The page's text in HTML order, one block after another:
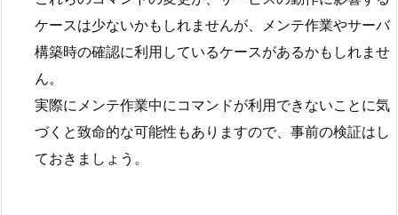
ケースは少ないかもしれませんが、メンテ作業やサーバ
構築時の確認に利用しているケースがあるかもしれませ
ん。
実際にメンテ作業中にコマンドが利用できないことに気
づくと致命的な可能性もありますので、事前の検証はし
ておきましょう。